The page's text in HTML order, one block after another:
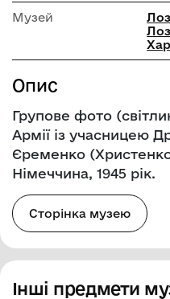
Музей
Опис
Групове фото
Армії із учасницею
Єременко
Німеччина, 1945 рік.
Сторінка музею
Інші предмети